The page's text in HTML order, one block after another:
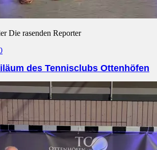
Die rasenden Reporter
des Tennisclubs Ottenhöfen